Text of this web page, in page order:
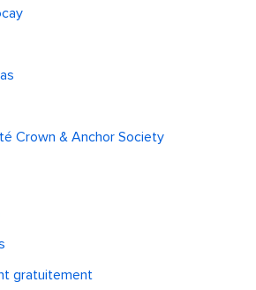
Crown & Anchor Society
gratuitement